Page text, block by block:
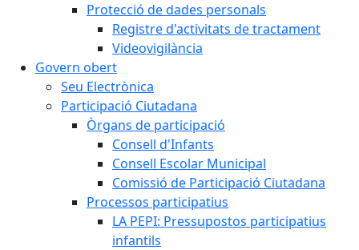
Protecció de dades personals
Registre d'activitats de tractament
Videovigilància
Govern obert
Seu Electrònica
Participació Ciutadana
Òrgans de participació
Consell d'Infants
Consell Escolar Municipal
Comissió de Participació Ciutadana
Processos participatius
LA PEPI: Pressupostos participatius
infantils